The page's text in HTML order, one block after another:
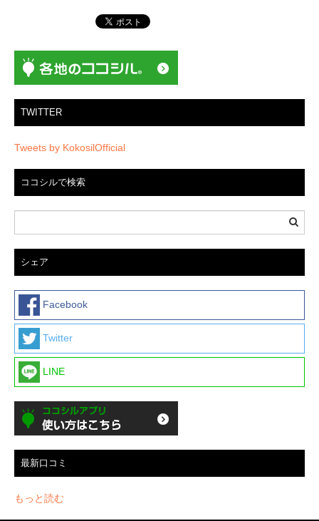
ン
TWITTER
Tweets by KokosilOfficial
ココシルで検索
シェア
Facebook
Twitter
LINE
最新口コミ
もっと読む